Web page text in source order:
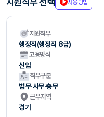
사용방법
지원직무
행정직(행정직 8급)
고용방식
신입
직무구분
법무·사무·총무
근무지역
경기